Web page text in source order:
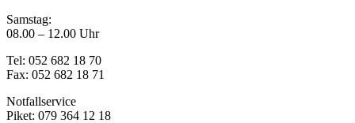
Samstag:
08.00 – 12.00 Uhr
Tel: 052 682 18 70
Fax: 052 682 18 71
Notfallservice
Piket: 079 364 12 18